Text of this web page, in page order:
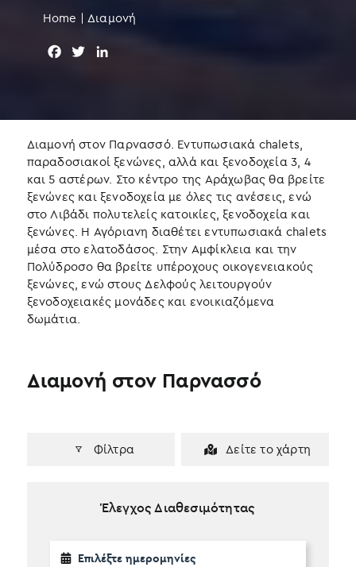
Home | Διαμονή
b
o
o
k
t
e
r
e
d
n
Διαμονή στον Παρνασσό. Εντυπωσιακά chalets,
παραδοσιακοί ξενώνες, αλλά και ξενοδοχεία 3, 4
και 5 αστέρων. Στο κέντρο της Αράχωβας θα βρείτε
ξενώνες και ξενοδοχεία με όλες τις ανέσεις, ενώ
στο Λιβάδι πολυτελείς κατοικίες, ξενοδοχεία και
ξενώνες. Η Αγόριανη διαθέτει εντυπωσιακά chalets
μέσα στο ελατοδάσος. Στην Αμφίκλεια και την
Πολύδροσο θα βρείτε υπέροχους οικογενειακούς
ξενώνες, ενώ στους Δελφούς λειτουργούν
ξενοδοχειακές μονάδες και ενοικιαζόμενα
δωμάτια.
Φίλτρα Δείτε το χάρτη
Διαμονή στον Παρνασσό
Έλεγχος Διαθεσιμότητας